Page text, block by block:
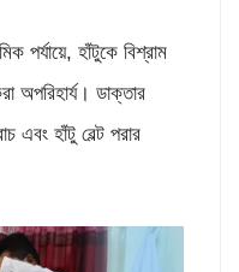
পর্যায়ে, হাঁটুকে বিশ্রাম
অপরিহার্য। ডাক্তার
এবং হাঁটু বেল্ট পরার